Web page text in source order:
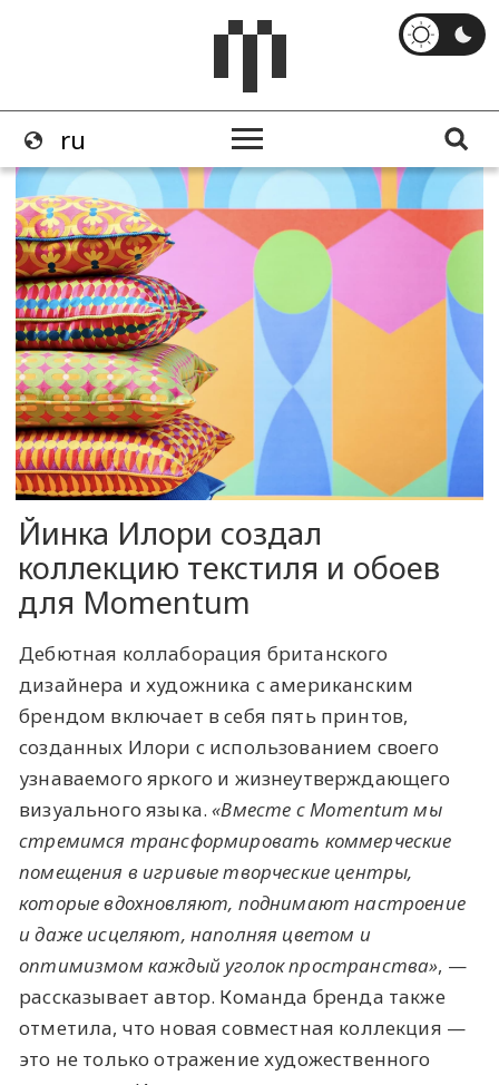
Йинка Илори создал
коллекцию текстиля и обоев
для Momentum
Дебютная коллаборация британского
дизайнера и художника с американским
брендом включает в себя пять принтов,
созданных Илори с использованием своего
узнаваемого яркого и жизнеутверждающего
визуального языка.«‎Вместе с Momentum мы
стремимся трансформировать коммерческие
помещения в игривые творческие центры,
которые вдохновляют, поднимают настроение
и даже исцеляют, наполняя цветом и
оптимизмом каждый уголок пространства»‎, —
рассказывает автор. Команда бренда также
отметила, что новая совместная коллекция —
это не только отражение художественного